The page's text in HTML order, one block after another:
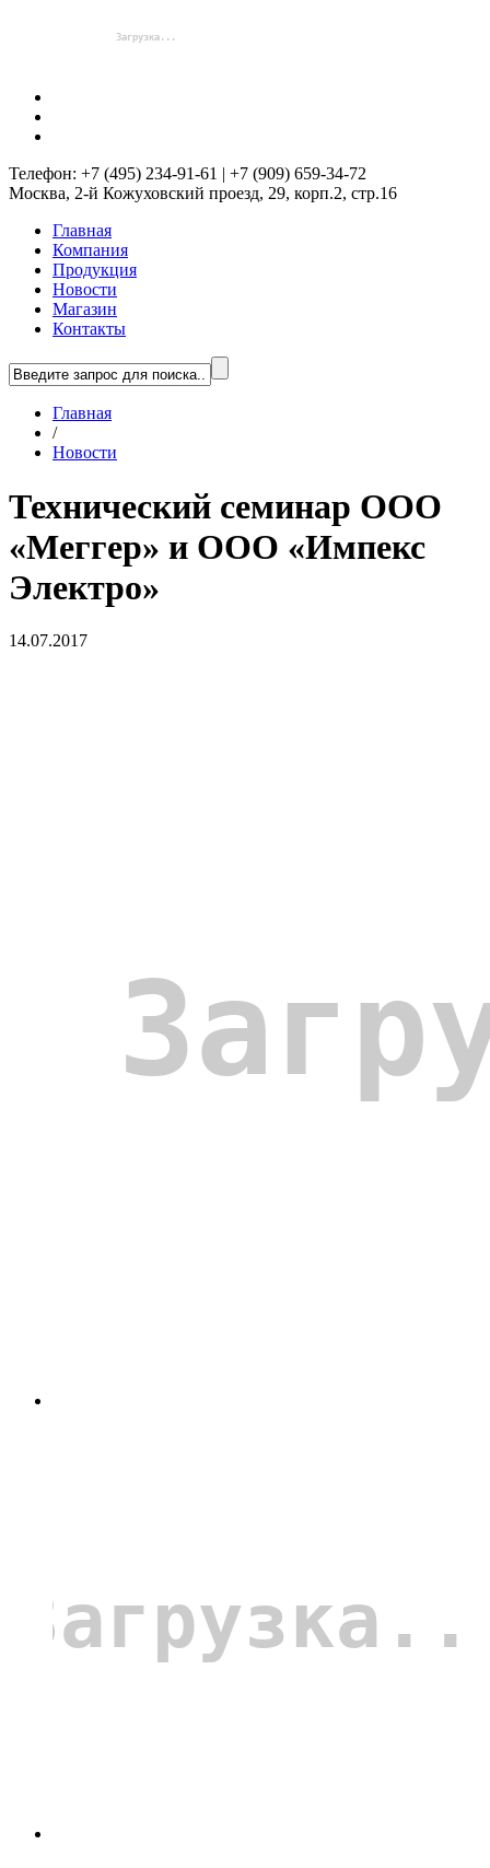
Телефон: +7 (495) 234-91-61 | +7 (909) 659-34-72
Москва, 2-й Кожуховский проезд, 29, корп.2, стр.16
Главная
Компания
Продукция
Новости
Магазин
Контакты
Главная
/
Новости
Технический семинар ООО
«Меггер» и ООО «Импекс
Электро»
14.07.2017